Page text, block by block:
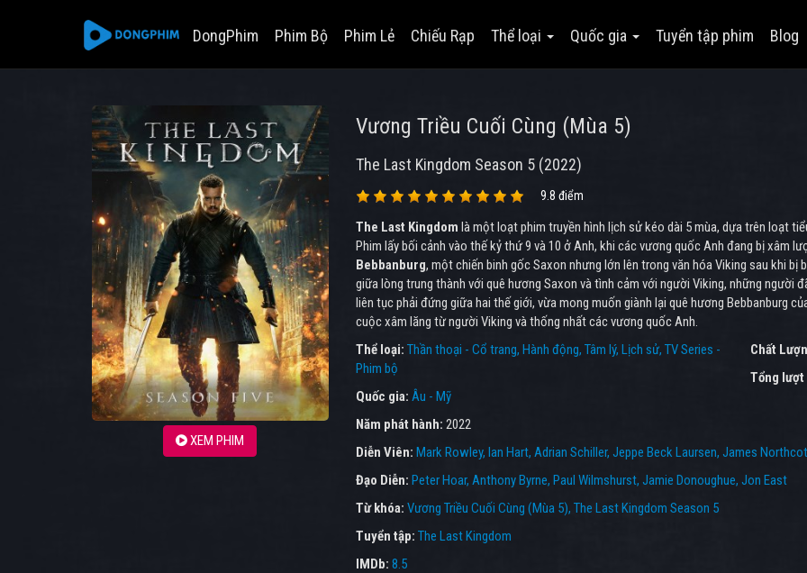
DongPhim Phim Bộ Phim Lẻ Chiếu Rạp Thể loại Quốc gia Tuyển tập phim Blog
XEM PHIM
Vương Triều Cuối Cùng (Mùa 5)
The Last Kingdom Season 5 (2022)
9.8 điểm
The Last Kingdom là một loạt phim truyền hình lịch sử kéo dài 5 mùa, dựa trên loạt
Phim lấy bối cảnh vào thế kỷ thứ 9 và 10 ở Anh, khi các vương quốc Anh đang bị xâm
Bebbanburg, một chiến binh gốc Saxon nhưng lớn lên trong văn hóa Viking sau khi
giữa lòng trung thành với quê hương Saxon và tình cảm với người Viking, những người
liên tục phải đứng giữa hai thế giới, vừa mong muốn giành lại quê hương Bebbanburg
cuộc xâm lăng từ người Viking và thống nhất các vương quốc Anh.
Thể loại: Thần thoại - Cổ trang Hành động Tâm lý Lịch sử TV Series -
Phim bộ
Quốc gia: Âu - Mỹ
Năm phát hành: 2022
Chất
Tổng lượt
Diễn Viên: Mark Rowley Ian Hart Adrian Schiller Jeppe Beck Laursen James
Đạo Diễn: Peter Hoar Anthony Byrne Paul Wilmshurst Jamie Donoughue Jon East
Từ khóa: Vương Triều Cuối Cùng (Mùa 5), The Last Kingdom Season 5
Tuyển tập: The Last Kingdom
IMDb: 8.5